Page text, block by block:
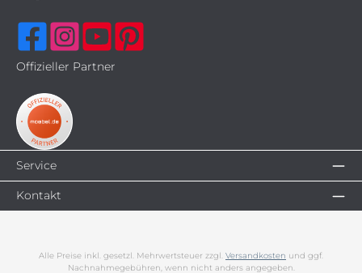
Service
Kontakt
Offizieller Partner
Alle Preise inkl. gesetzl. Mehrwertsteuer zzgl. Versandkosten und ggf.
Nachnahmegebühren, wenn nicht anders angegeben.